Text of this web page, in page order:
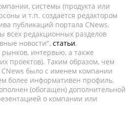
системы (продукта или
и т.п. создается редактором
публикаций портала CNews.
всех редакционных разделов
новости", статьи,
интервью, а также
проектов). Таким образом, чем
было с именем компании
более информативен профиль.
(обогащен) дополнительной
о компании или